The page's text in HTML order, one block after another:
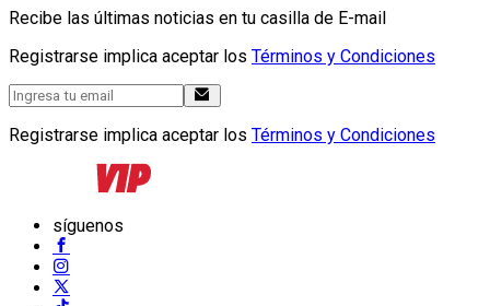
Recibe las últimas noticias en tu casilla de E-mail
Registrarse implica aceptar los Términos y Condiciones
Registrarse implica aceptar los Términos y Condiciones
síguenos